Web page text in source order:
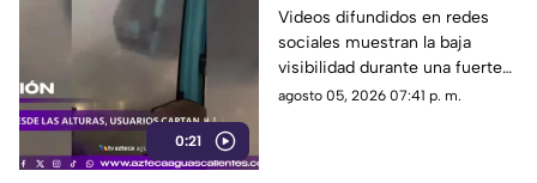
0:21
recorrido del Cablebús
en CDMX
Videos difundidos en redes
sociales muestran la baja
visibilidad durante una fuerte
lluvia registrada en la Ciudad
agosto 05, 2026 07:41 p. m.